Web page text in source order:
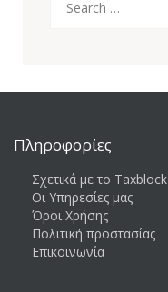
Πληροφορίες
Σχετικά με το Taxblock
Οι Υπηρεσίες μας
Όροι Χρήσης
Πολιτική προστασίας
Επικοινωνία